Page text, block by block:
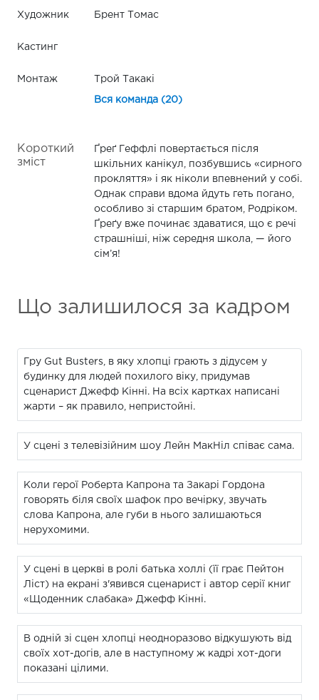
Художник Брент Томас
Кастинг
Монтаж Трой Такакі
Вся команда (20)
Короткий
зміст
Ґреґ Геффлі повертається після
шкільних канікул, позбувшись «сирного
прокляття» і як ніколи впевнений у собі.
Однак справи вдома йдуть геть погано,
особливо зі старшим братом, Родріком.
Ґреґу вже починає здаватися, що є речі
страшніші, ніж середня школа, — його
сім’я!
Що залишилося за кадром
Гру Gut Busters, в яку хлопці грають з дідусем у
будинку для людей похилого віку, придумав
сценарист Джефф Кінні. На всіх картках написані
жарти – як правило, непристойні.
У сцені з телевізійним шоу Лейн МакНіл співає сама.
Коли герої Роберта Капрона та Закарі Гордона
говорять біля своїх шафок про вечірку, звучать
слова Капрона, але губи в нього залишаються
нерухомими.
У сцені в церкві в ролі батька холлі (її грає Пейтон
Ліст) на екрані з'явився сценарист і автор серії книг
«Щоденник слабака» Джефф Кінні.
В одній зі сцен хлопці неодноразово відкушують від
своїх хот-догів, але в наступному ж кадрі хот-доги
показані цілими.